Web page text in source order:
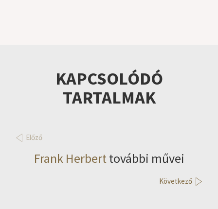
KAPCSOLÓDÓ
TARTALMAK
Előző
Frank Herbert további művei
Következő